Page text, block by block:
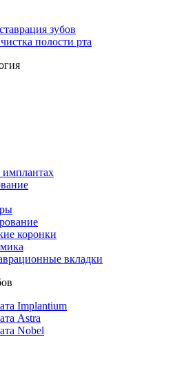
зубов
полости рта
имплантах
коронки
вкладки
Implantium
Astra
Nobel